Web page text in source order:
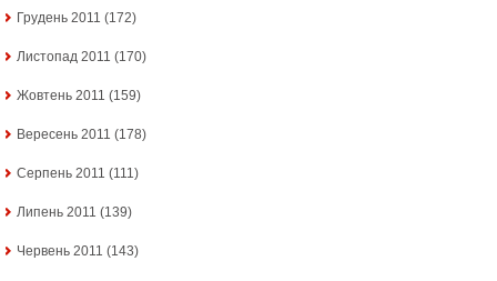
Грудень 2011 (172)
Листопад 2011 (170)
Жовтень 2011 (159)
Вересень 2011 (178)
Серпень 2011 (111)
Липень 2011 (139)
Червень 2011 (143)